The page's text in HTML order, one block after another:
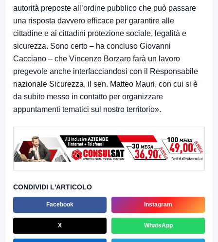
autorità preposte all’ordine pubblico che può passare
una risposta davvero efficace per garantire alle
cittadine e ai cittadini protezione sociale, legalità e
sicurezza. Sono certo – ha concluso Giovanni
Cacciano – che Vincenzo Borzaro farà un lavoro
pregevole anche interfacciandosi con il Responsabile
nazionale Sicurezza, il sen. Matteo Mauri, con cui si è
da subito messo in contatto per organizzare
appuntamenti tematici sul nostro territorio».
CONDIVIDI L'ARTICOLO
Facebook Instagram
X WhatsApp